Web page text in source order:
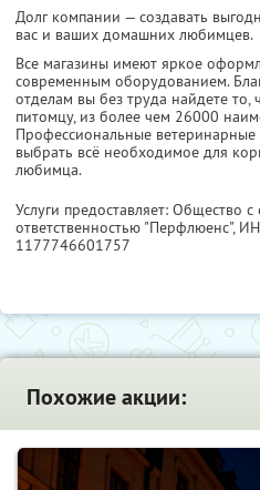
Долг компании — создавать
вас и ваших домашних любимцев.
Все магазины имеют яркое
современным оборудованием.
отделам вы без труда найдете
питомцу, из более чем 26000
Профессиональные ветеринарные
выбрать всё необходимое для
любимца.
Услуги предоставляет: Общество
ответственностью "Перфлюенс",
1177746601757
Похожие акции: